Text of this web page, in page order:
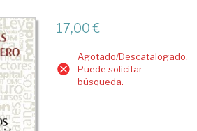
17,00 €
Agotado/Descatalogado.
Puede solicitar
búsqueda.